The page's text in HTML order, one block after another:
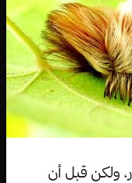
ولكن قبل أن